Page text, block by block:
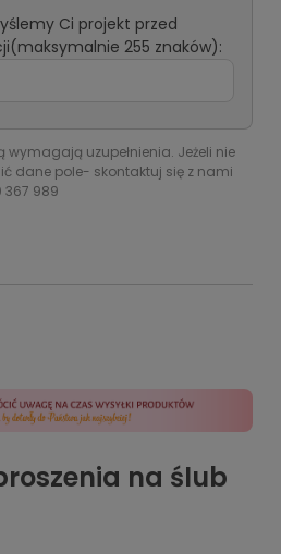
Ci projekt przed
255 znaków):
wymagają uzupełnienia. Jeżeli nie
dane pole- skontaktuj się z nami
367 989
na ślub